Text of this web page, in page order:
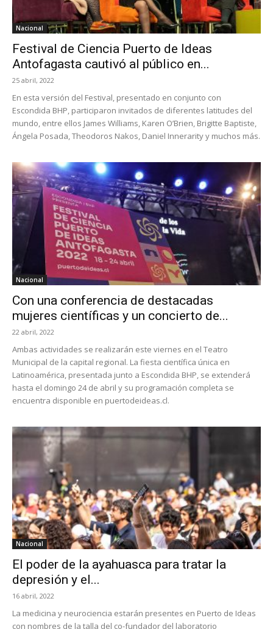
Nacional
Festival de Ciencia Puerto de Ideas
Antofagasta cautivó al público en...
25 abril, 2022
En esta versión del Festival, presentado en conjunto con
Escondida BHP, participaron invitados de diferentes latitudes del
mundo, entre ellos James Williams, Karen O’Brien, Brigitte Baptiste,
Ángela Posada, Theodoros Nakos, Daniel Innerarity y muchos más.
Nacional
Con una conferencia de destacadas
mujeres científicas y un concierto de...
22 abril, 2022
Ambas actividades se realizarán este viernes en el Teatro
Municipal de la capital regional. La fiesta científica única en
Latinoamérica, presentada junto a Escondida BHP, se extenderá
hasta el domingo 24 de abril y su programación completa se
encuentra disponible en puertodeideas.cl.
Nacional
El poder de la ayahuasca para tratar la
depresión y el...
16 abril, 2022
La medicina y neurociencia estarán presentes en Puerto de Ideas
con nombres de la talla del co-fundador del laboratorio